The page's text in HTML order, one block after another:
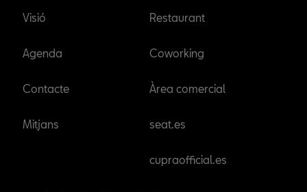
Visió
Agenda
Contacte
Mitjans
Restaurant
Coworking
Àrea comercial
seat.es
cupraofficial.es